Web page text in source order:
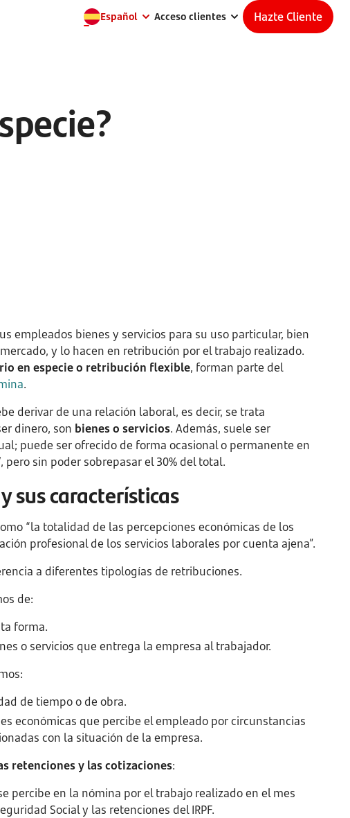
Español Acceso clientes Hazte Cliente
empleados bienes y servicios para su uso particular, bien
y lo hacen en retribución por el trabajo realizado.
en especie o retribución flexible, forman parte del
.
derivar de una relación laboral, es decir, se trata
dinero, son bienes o servicios. Además, suele ser
puede ser ofrecido de forma ocasional o permanente en
sin poder sobrepasar el 30% del total.
sus características
“la totalidad de las percepciones económicas de los
profesional de los servicios laborales por cuenta ajena”.
a diferentes tipologías de retribuciones.
de:
forma.
o servicios que entrega la empresa al trabajador.
de tiempo o de obra.
económicas que percibe el empleado por circunstancias
con la situación de la empresa.
retenciones y las cotizaciones:
percibe en la nómina por el trabajo realizado en el mes
Social y las retenciones del IRPF.